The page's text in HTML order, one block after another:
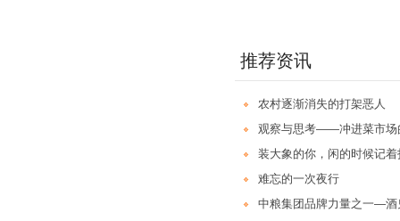
推荐资讯
农村逐渐消失的打架恶人
观察与思考——冲进菜市场
装大象的你，闲的时候记
难忘的一次夜行
中粮集团品牌力量之一—酒